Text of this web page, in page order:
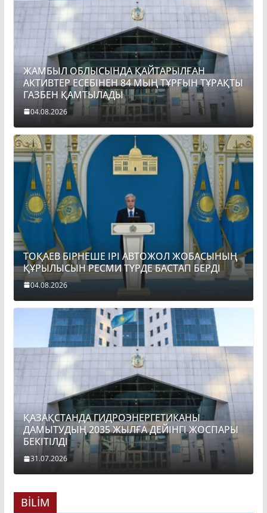
ЖАМБЫЛ ОБЛЫСЫНДА ҚАЙТАРЫЛҒАН
АКТИВТЕР ЕСЕБІНЕН 84 МЫҢ ТҰРҒЫН ТҰРАҚТЫ
ГАЗБЕН ҚАМТЫЛАДЫ
04.08.2026
ТОҚАЕВ БІРНЕШЕ ІРІ АВТОЖОЛ ЖОБАСЫНЫҢ
ҚҰРЫЛЫСЫН РЕСМИ ТҮРДЕ БАСТАП БЕРДІ
04.08.2026
ҚАЗАҚСТАНДА ГИДРОЭНЕРГЕТИКАНЫ
ДАМЫТУДЫҢ 2035 ЖЫЛҒА ДЕЙІНГІ ЖОСПАРЫ
БЕКІТІЛДІ
31.07.2026
BİLİM